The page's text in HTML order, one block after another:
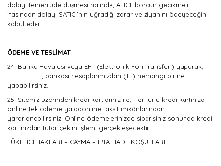
dolayı temerrüde düşmesi halinde, ALICI, borcun gecikmeli
ifasından dolayı SATICI’nın uğradığı zarar ve ziyanını ödeyeceğini
kabul eder.
ÖDEME VE TESLİMAT
24. Banka Havalesi veya EFT (Elektronik Fon Transferi) yaparak,
............, ........., bankası hesaplarımızdan (TL) herhangi birine
yapabilirsiniz.
25. Sitemiz üzerinden kredi kartlarınız ile, Her türlü kredi kartınıza
online tek ödeme ya daonline taksit imkânlarından
yararlanabilirsiniz. Online ödemelerinizde siparişiniz sonunda kredi
kartınızdan tutar çekim işlemi gerçekleşecektir.
TÜKETİCİ HAKLARI – CAYMA – İPTAL İADE KOŞULLARI